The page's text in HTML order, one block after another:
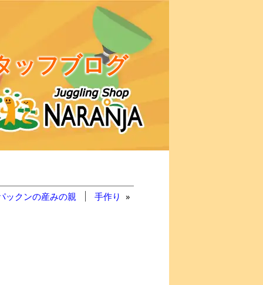
ッフブログ
ックンの産みの親 手作り »